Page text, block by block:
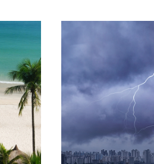
을 사용할 수 있...